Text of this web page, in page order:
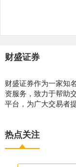
财盛证券
财盛证券作为一家知
资服务，致力于帮助
平台，为广大交易者
热点关注